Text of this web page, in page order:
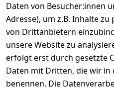
Daten von Besucher:innen
Adresse), um z.B. Inhalte
von Drittanbietern
unsere Website zu
erfolgt erst durch gesetzte
Daten mit Dritten, die wir in
benennen. Die
Rechtliches
AGB
Impressum
Datenschutze
rklärung
Barrierefreihe
Service
Kontakt
Registrieren
Rechnungska
Kontakt